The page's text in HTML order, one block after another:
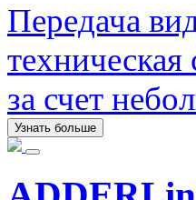
Передача
за счет
Узнать больше